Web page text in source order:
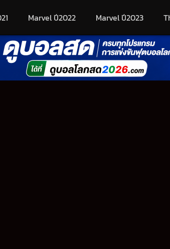
Marvel ปี2022 Marvel ปี2023